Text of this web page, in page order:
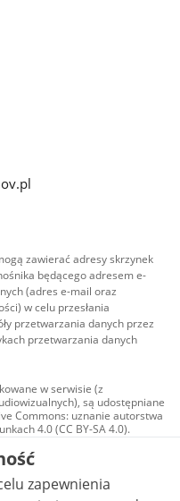
zawierać adresy skrzynek
będącego adresem e-
(adres e-mail oraz
w celu przesłania
przetwarzania danych przez
przetwarzania danych
w serwisie (z
są udostępniane
Commons: uznanie autorstwa
4.0 (CC BY-SA 4.0).
w tym zdjęcia, materiały
na licencji typu
autorstwa użycie
zależnych 4.0 (CC BY-
to stwierdzone inaczej.
zapewnienia